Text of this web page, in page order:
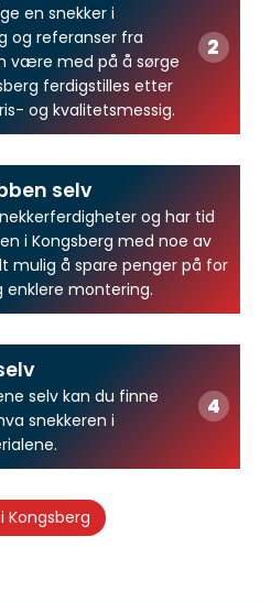
en snekker i
og referanser fra
være med på å sørge
ferdigstilles etter
og kvalitetsmessig.
selv
og har tid
i Kongsberg med noe av
mulig å spare penger på for
enklere montering.
selv kan du finne
snekkeren i
Kongsberg